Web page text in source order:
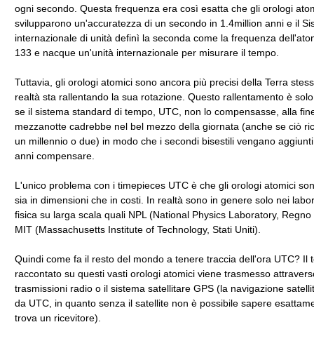
ogni secondo. Questa frequenza era così esatta che gli orologi
svilupparono un'accuratezza di un secondo in 1.4million anni e il
internazionale di unità definì la seconda come la frequenza
133 e nacque un'unità internazionale per misurare il tempo.
Tuttavia, gli orologi atomici sono ancora più precisi della Terra
realtà sta rallentando la sua rotazione. Questo rallentamento è
se il sistema standard di tempo, UTC, non lo compensasse, alla
mezzanotte cadrebbe nel bel mezzo della giornata (anche se ciò
un millennio o due) in modo che i secondi bisestili vengano
anni compensare.
L'unico problema con i timepieces UTC è che gli orologi atomici
sia in dimensioni che in costi. In realtà sono in genere solo nei
fisica su larga scala quali NPL (National Physics Laboratory,
MIT (Massachusetts Institute of Technology, Stati Uniti).
Quindi come fa il resto del mondo a tenere traccia dell'ora UTC? Il
raccontato su questi vasti orologi atomici viene trasmesso
trasmissioni radio o il sistema satellitare GPS (la navigazione
da UTC, in quanto senza il satellite non è possibile sapere
trova un ricevitore).